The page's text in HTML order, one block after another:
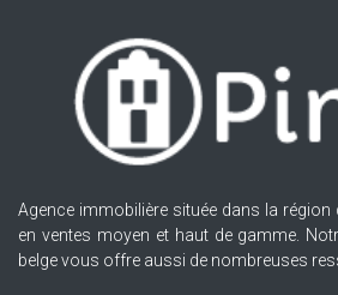
Agence immobilière située dans la région
en ventes moyen et haut de gamme.
belge vous offre aussi de nombreuses